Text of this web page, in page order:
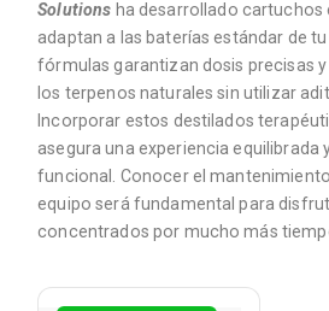
Solutions ha desarrollado cartuchos
adaptan a las baterías estándar de
fórmulas garantizan dosis precisas
los terpenos naturales sin utilizar
Incorporar estos destilados
asegura una experiencia equilibrada
funcional. Conocer el
equipo será fundamental para
concentrados por mucho más